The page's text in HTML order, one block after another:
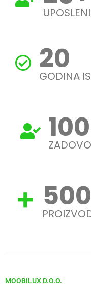
20
GODINA
500
MOOBILUX D.O.O.